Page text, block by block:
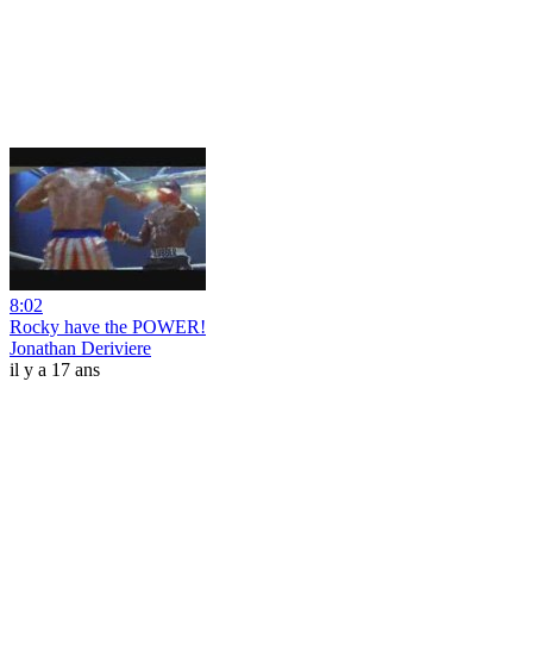
8:02
Rocky have the POWER!
Jonathan Deriviere
il y a 17 ans